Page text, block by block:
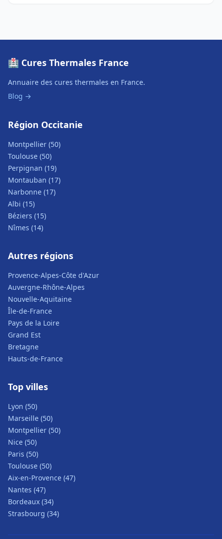
🏥 Cures Thermales France
Annuaire des cures thermales en France.
Blog →
Région Occitanie
Montpellier (50)
Toulouse (50)
Perpignan (19)
Montauban (17)
Narbonne (17)
Albi (15)
Béziers (15)
Nîmes (14)
Autres régions
Provence-Alpes-Côte d'Azur
Auvergne-Rhône-Alpes
Nouvelle-Aquitaine
Île-de-France
Pays de la Loire
Grand Est
Bretagne
Hauts-de-France
Top villes
Lyon (50)
Marseille (50)
Montpellier (50)
Nice (50)
Paris (50)
Toulouse (50)
Aix-en-Provence (47)
Nantes (47)
Bordeaux (34)
Strasbourg (34)